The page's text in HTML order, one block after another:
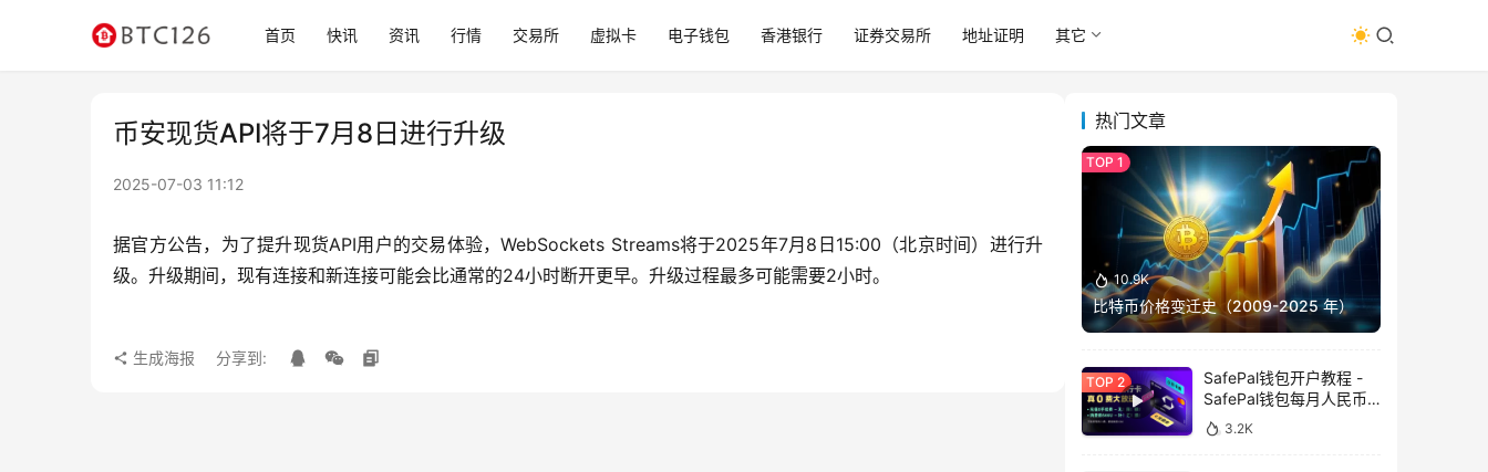
首页 快讯 资讯 行情 交易所 虚拟卡 电子钱包 香港银行 证券交易所 地址证明 其它
币安现货API将于7月8日进行升级
2025-07-03 11:12
据官方公告，为了提升现货API用户的交易体验，WebSockets Streams将于2025年7月8日15:00（北京时间）进行升
级。升级期间，现有连接和新连接可能会比通常的24小时断开更早。升级过程最多可能需要2小时。
生成海报 分享到:
热门文章
10.9K
比特币价格变迁史（2009-2025 年）
SafePal钱包开户教程 -
SafePal钱包每月人民币
消费前666U享受汇损补
贴
3.2K